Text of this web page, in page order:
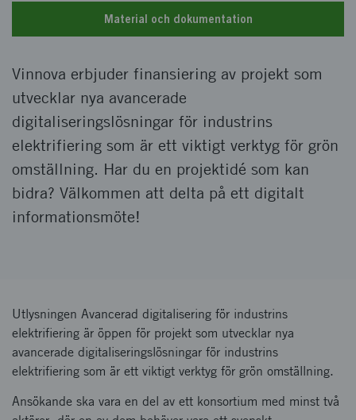
Material och dokumentation
Vinnova erbjuder finansiering av projekt som
utvecklar nya avancerade
digitaliseringslösningar för industrins
elektrifiering som är ett viktigt verktyg för grön
omställning. Har du en projektidé som kan
bidra? Välkommen att delta på ett digitalt
informationsmöte!
Utlysningen Avancerad digitalisering för industrins
elektrifiering är öppen för projekt som utvecklar nya
avancerade digitaliseringslösningar för industrins
elektrifiering som är ett viktigt verktyg för grön omställning.
Ansökande ska vara en del av ett konsortium med minst två